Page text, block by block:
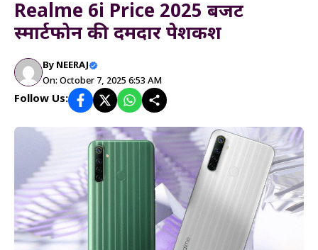
Realme 6i Price 2025 बजट
स्मार्टफोन की दमदार पेशकश
By NEERAJ
On: October 7, 2025 6:53 AM
Follow Us: